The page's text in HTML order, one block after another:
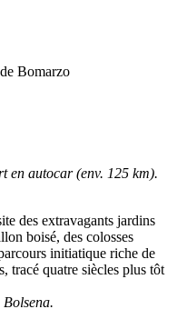
Bomarzo
en autocar (env. 125 km).
des extravagants jardins
boisé, des colosses
initiatique riche de
tracé quatre siècles plus tôt